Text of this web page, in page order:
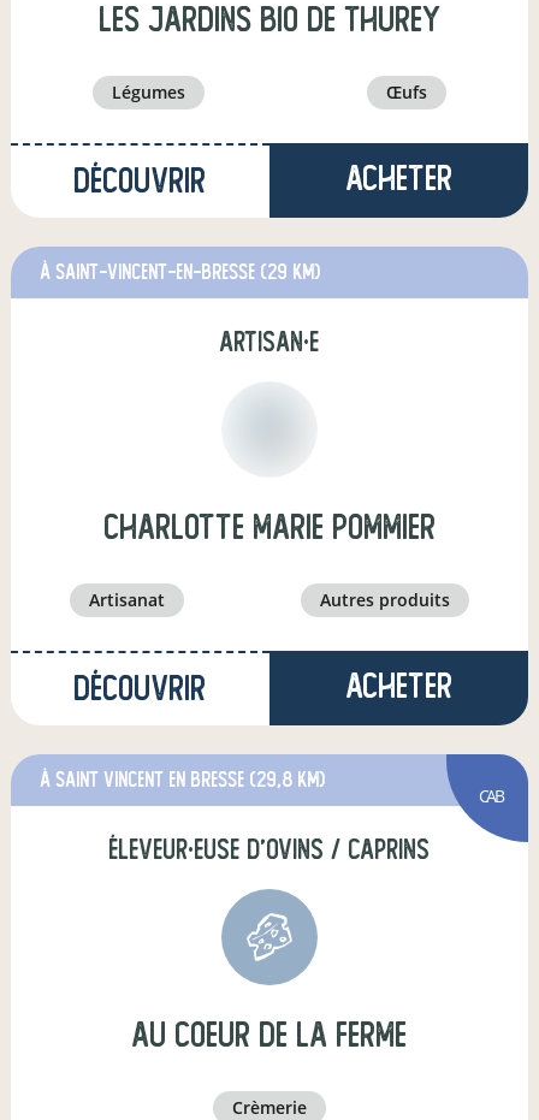
LES JARDINS BIO DE THUREY
légumes œufs
Découvrir Acheter
à Saint-Vincent-en-Bresse (29 km)
artisan·e
charlotte marie pommier
artisanat autres produits
Découvrir Acheter
à saint vincent en bresse (29,8 km)
CAB
éleveur·euse d'ovins / caprins
au coeur de la ferme
crèmerie